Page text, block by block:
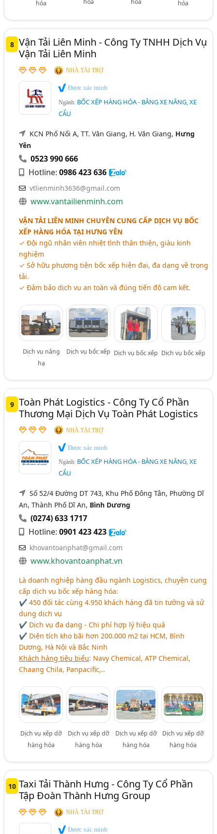
hóa hóa hóa hóa
8 Vận Tải Liên Minh - Công Ty TNHH Dịch Vụ
Vận Tải Liên Minh
NHÀ TÀI TRỢ
Được xác minh
Ngành: BỐC XẾP HÀNG HÓA - BẰNG XE NÂNG, XE
CẨU
KCN Phố Nối A, TT. Văn Giang, H. Văn Giang, Hưng
Yên
0523 990 666
Hotline:0986 423 636
vtlienminh3636@gmail.com
www.vantailienminh.com
VẬN TẢI LIÊN MINH CHUYÊN CUNG CẤP DỊCH VỤ BỐC
XẾP HÀNG HÓA TẠI HƯNG YÊN
✓ Đội ngũ nhân viên nhiệt tình thân thiện, giàu kinh
nghiệm
✓ Sở hữu phương tiện bốc xếp hiện đại, đa dạng về trọng
tải.
✓ Đảm bảo dịch vụ an toàn và đúng tiến độ cam kết.
Dịch vụ nâng
hạ
Dịch vụ bốc xếp Dịch vụ bốc xếp Dịch vụ bốc xếp
9 Toàn Phát Logistics - Công Ty Cổ Phần
Thương Mại Dịch Vụ Toàn Phát Logistics
NHÀ TÀI TRỢ
Được xác minh
Ngành: BỐC XẾP HÀNG HÓA - BẰNG XE NÂNG, XE
CẨU
Số 52/4 Đường DT 743, Khu Phố Đông Tân, Phường Dĩ
An, Thành Phố Dĩ An, Bình Dương
(0274) 633 1717
Hotline:0901 423 423
khovantoanphat@gmail.com
www.khovantoanphat.vn
Là doanh nghiệp hàng đầu ngành Logistics, chuyên cung
cấp dịch vụ bốc xếp hàng hóa:
✔ 450 đối tác cùng 4.950 khách hàng đã tin tưởng và sử
dụng dịch vụ
✔ Dịch vụ đa dạng - Chi phí hợp lý hiệu quả
✔ Diện tích kho bãi hơn 200.000 m2 tại HCM, Bình
Dương, Hà Nội và Bắc Ninh
Khách hàng tiêu biểu: Navy Chemical, ATP Chemical,
Chaang Chila, Panpacific,..
Dịch vụ xếp dỡ
hàng hóa
Dịch vụ xếp dỡ
hàng hóa
Dịch vụ xếp dỡ
hàng hóa
Dịch vụ xếp dỡ
hàng hóa
10 Taxi Tải Thành Hưng - Công Ty Cổ Phần
Tập Đoàn Thành Hưng Group
NHÀ TÀI TRỢ
Được xác minh